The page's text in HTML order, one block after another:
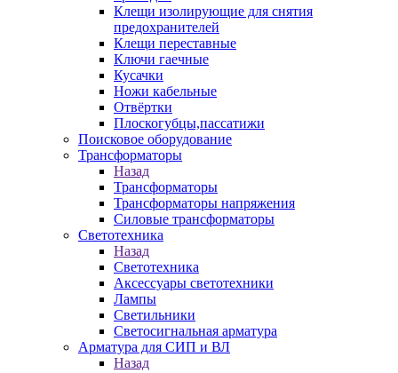
Клещи изолирующие для снятия
предохранителей
Клещи переставные
Ключи гаечные
Кусачки
Ножи кабельные
Отвёртки
Плоскогубцы,пассатижи
Поисковое оборудование
Трансформаторы
Назад
Трансформаторы
Трансформаторы напряжения
Силовые трансформаторы
Светотехника
Назад
Светотехника
Аксессуары светотехники
Лампы
Светильники
Светосигнальная арматура
Арматура для СИП и ВЛ
Назад